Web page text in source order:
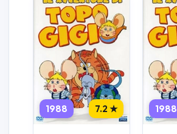
1988 7.2 ★ 1988